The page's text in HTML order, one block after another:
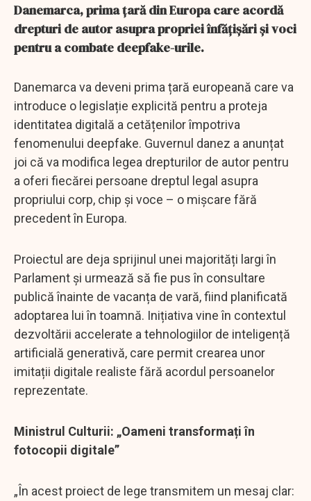
Danemarca, prima țară din Europa care acordă
drepturi de autor asupra propriei înfățișări și voci
pentru a combate deepfake-urile.
Danemarca va deveni prima țară europeană care va
introduce o legislație explicită pentru a proteja
identitatea digitală a cetățenilor împotriva
fenomenului deepfake. Guvernul danez a anunțat
joi că va modifica legea drepturilor de autor pentru
a oferi fiecărei persoane dreptul legal asupra
propriului corp, chip și voce – o mișcare fără
precedent în Europa.
Proiectul are deja sprijinul unei majorități largi în
Parlament și urmează să fie pus în consultare
publică înainte de vacanța de vară, fiind planificată
adoptarea lui în toamnă. Inițiativa vine în contextul
dezvoltării accelerate a tehnologiilor de inteligență
artificială generativă, care permit crearea unor
imitații digitale realiste fără acordul persoanelor
reprezentate.
Ministrul Culturii: „Oameni transformați în
fotocopii digitale”
„În acest proiect de lege transmitem un mesaj clar: